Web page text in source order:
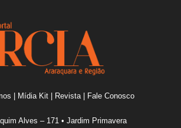
Mídia Kit| Revista| Fale Conosco
Alves – 171 • Jardim Primavera